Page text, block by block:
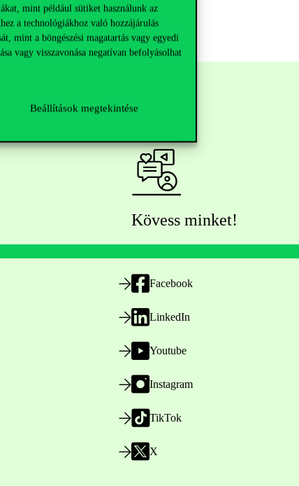
mint például sütiket használunk az
a technológiákhoz való hozzájárulás
mint a böngészési magatartás vagy egyedi
vagy visszavonása negatívan befolyásolhat
Beállítások megtekintése
Kövess minket!
Facebook
LinkedIn
Youtube
Instagram
TikTok
X